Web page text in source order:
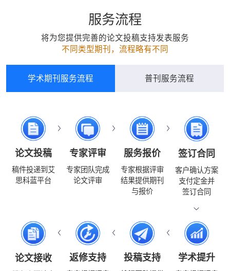
服务流程
将为您提供完善的论文投稿支持发表服务
不同类型期刊，流程略有不同
学术期刊服务流程 普刊服务流程
论文投稿
稿件投递到艾
思科蓝平台
专家评审
专家团队完成
论文评审
服务报价
专家根据评审
结果提供期刊
与报价
签订合同
客户确认方案
支付定金并
签订合同
论文接收 返修支持 投稿支持 学术提升